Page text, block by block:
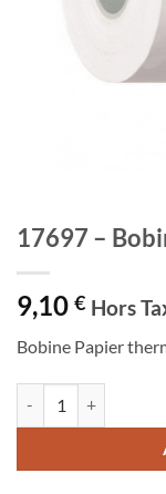
17697 –
9,10 € Hors
Bobine Papier